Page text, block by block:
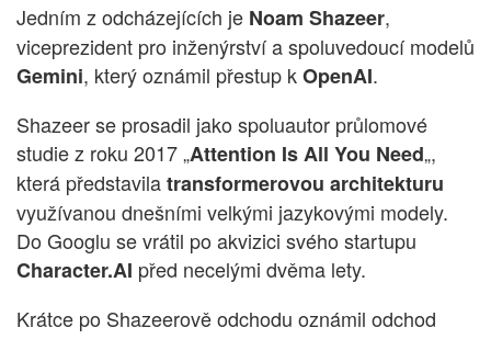
Jedním z odcházejících je Noam Shazeer,
viceprezident pro inženýrství a spoluvedoucí modelů
Gemini, který oznámil přestup kOpenAI.
Shazeer se prosadil jako spoluautor průlomové
studie z roku 2017 „Attention Is All You Need„,
která představilatransformerovou architekturu
využívanou dnešními velkými jazykovými modely.
Do Googlu se vrátil po akvizici svého startupu
Character.AI před necelými dvěma lety.
Krátce po Shazeerově odchodu oznámil odchod